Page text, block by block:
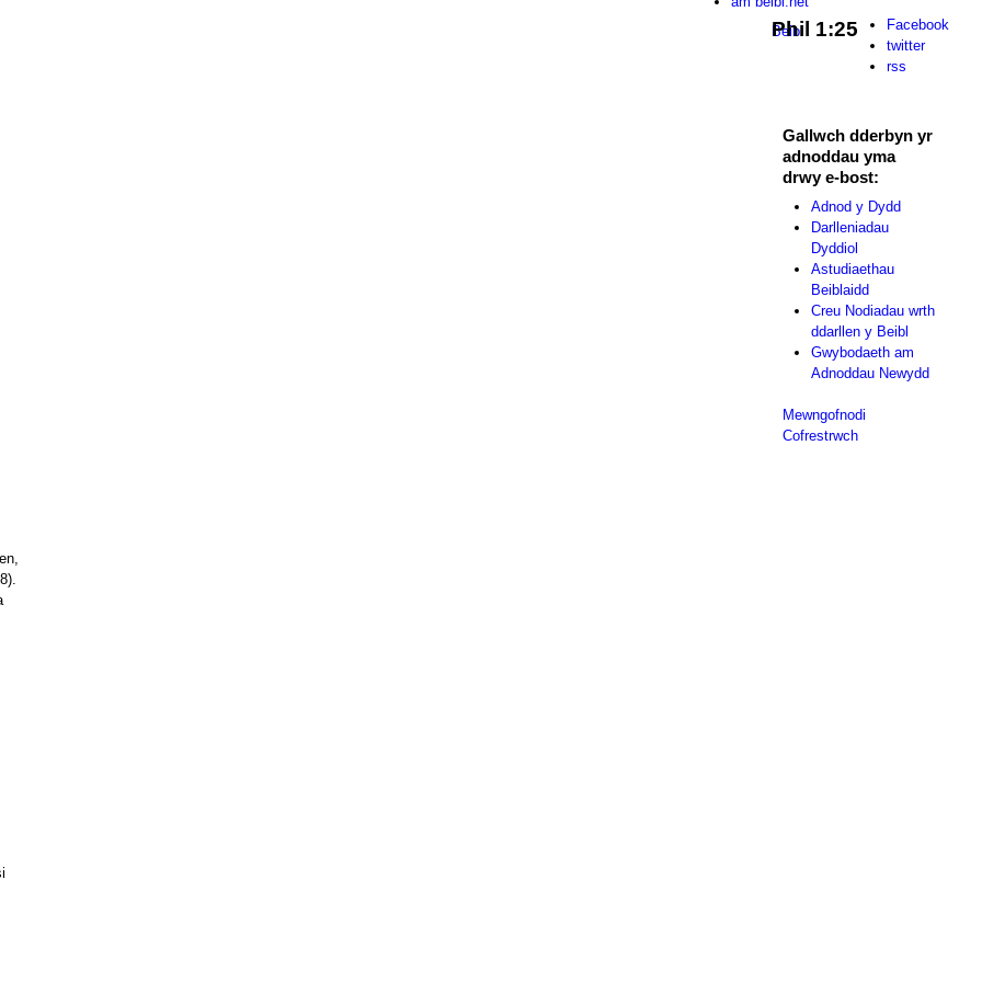
Beibl
Gallwch dderbyn yr
adnoddau yma
drwy e-bost:
Adnod y Dydd
Darlleniadau
Dyddiol
Astudiaethau
Beiblaidd
Creu Nodiadau wrth
ddarllen y Beibl
Gwybodaeth am
Adnoddau Newydd
Mewngofnodi
Cofrestrwch
Phil 1:25
Facebook
twitter
rss